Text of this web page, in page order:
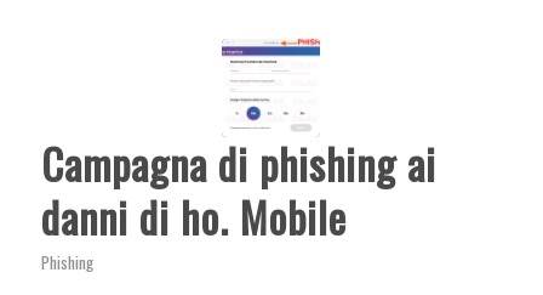
Campagna di phishing ai
danni di ho. Mobile
Phishing